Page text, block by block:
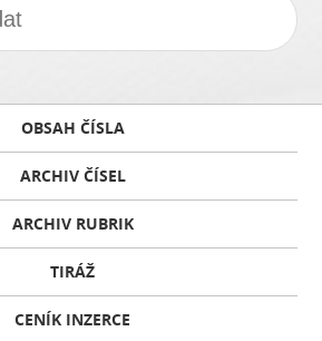
OBSAH ČÍSLA
ARCHIV ČÍSEL
ARCHIV RUBRIK
TIRÁŽ
CENÍK INZERCE